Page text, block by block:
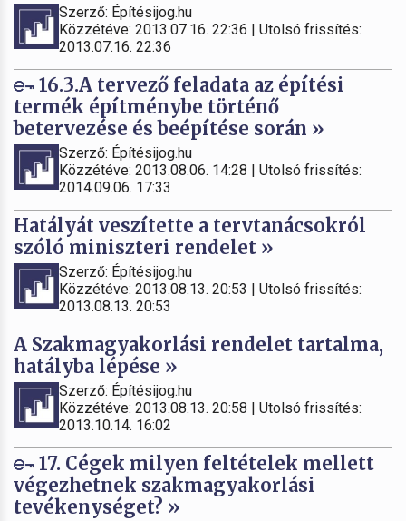
Szerző: Építésijog.hu
Közzétéve: 2013.07.16. 22:36 | Utolsó frissítés:
2013.07.16. 22:36
16.3.A tervező feladata az építési
termék építménybe történő
betervezése és beépítése során »
Szerző: Építésijog.hu
Közzétéve: 2013.08.06. 14:28 | Utolsó frissítés:
2014.09.06. 17:33
Hatályát veszítette a tervtanácsokról
szóló miniszteri rendelet »
Szerző: Építésijog.hu
Közzétéve: 2013.08.13. 20:53 | Utolsó frissítés:
2013.08.13. 20:53
A Szakmagyakorlási rendelet tartalma,
hatályba lépése »
Szerző: Építésijog.hu
Közzétéve: 2013.08.13. 20:58 | Utolsó frissítés:
2013.10.14. 16:02
17. Cégek milyen feltételek mellett
végezhetnek szakmagyakorlási
tevékenységet? »